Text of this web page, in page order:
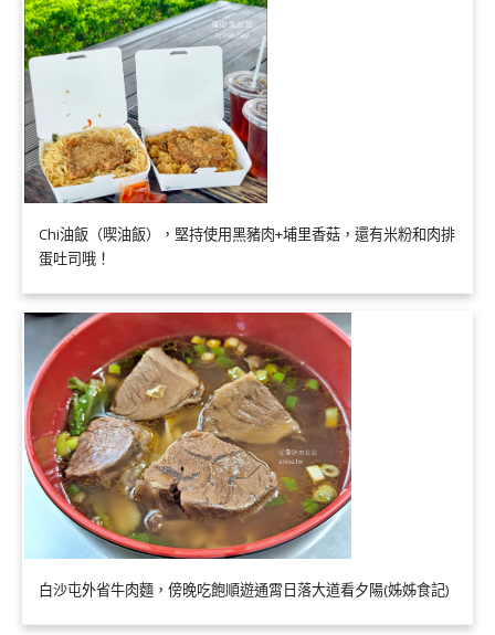
Chi油飯（喫油飯），堅持使用黑豬肉+埔里香菇，還有米粉和肉排
蛋吐司哦！
白沙屯外省牛肉麵，傍晚吃飽順遊通霄日落大道看夕陽(姊姊食記)